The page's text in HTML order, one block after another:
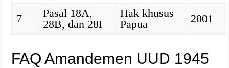
7
Pasal 18A,
28B, dan 28I
Hak khusus
Papua
2001
FAQ Amandemen UUD 1945